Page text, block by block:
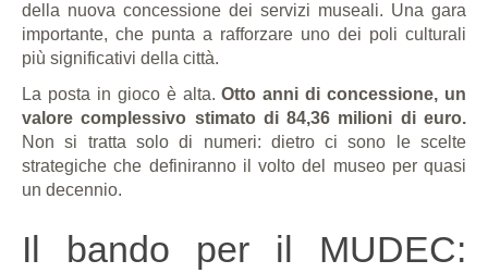
della nuova concessione dei servizi museali. Una gara
importante, che punta a rafforzare uno dei poli culturali
più significativi della città.
La posta in gioco è alta.Otto anni di concessione, un
valore complessivo stimato di 84,36 milioni di euro.
Non si tratta solo di numeri: dietro ci sono le scelte
strategiche che definiranno il volto del museo per quasi
un decennio.
Il bando per il MUDEC: